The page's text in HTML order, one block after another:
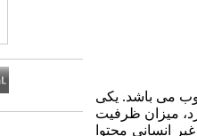
وب می باشد. یکی
میزان ظرفیت
انسانی محتوا